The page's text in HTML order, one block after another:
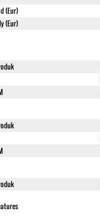
(Eur)
(Eur)